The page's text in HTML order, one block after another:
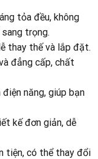
tỏa đều, không
trọng.
thay thế và lắp đặt.
đẳng cấp, chất
năng, giúp bạn
kế đơn giản, dễ
tiện, có thể thay đổi